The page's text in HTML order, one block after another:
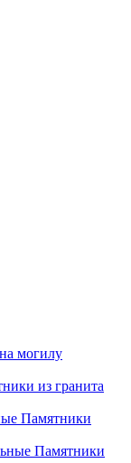
могилу
из гранита
Памятники
Памятники